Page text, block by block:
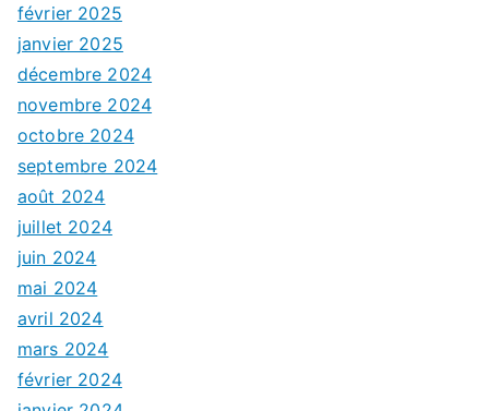
février 2025
janvier 2025
décembre 2024
novembre 2024
octobre 2024
septembre 2024
août 2024
juillet 2024
juin 2024
mai 2024
avril 2024
mars 2024
février 2024